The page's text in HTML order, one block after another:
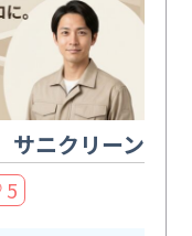
サニクリーン
5